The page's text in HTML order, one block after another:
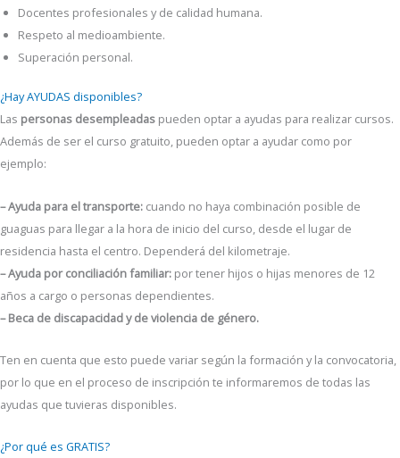
Docentes profesionales y de calidad humana.
Respeto al medioambiente.
Superación personal.
¿Hay AYUDAS disponibles?
Las personas desempleadas pueden optar a ayudas para realizar cursos.
Además de ser el curso gratuito, pueden optar a ayudar como por
ejemplo:
– Ayuda para el transporte: cuando no haya combinación posible de
guaguas para llegar a la hora de inicio del curso, desde el lugar de
residencia hasta el centro. Dependerá del kilometraje.
– Ayuda por conciliación familiar: por tener hijos o hijas menores de 12
años a cargo o personas dependientes.
– Beca de discapacidad y de violencia de género.
Ten en cuenta que esto puede variar según la formación y la convocatoria,
por lo que en el proceso de inscripción te informaremos de todas las
ayudas que tuvieras disponibles.
¿Por qué es GRATIS?